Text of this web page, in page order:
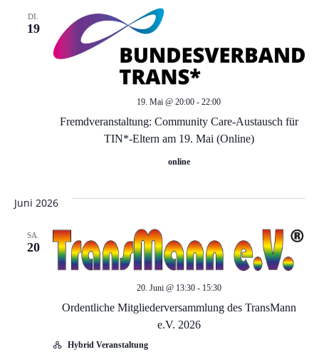
l
t
e
n
S
u
u
n
A
i
c
h
e
DI.
19
Fremdveranstaltung: Community Care-Austausch für
TIN*-Eltern am 19. Mai (Online)
19. Mai @ 20:00 - 22:00
online
Juni 2026
SA.
20
Ordentliche Mitgliederversammlung des TransMann
e.V. 2026
20. Juni @ 13:30- 15:30
Hybrid Veranstaltung